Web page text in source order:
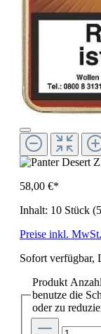
58,00 €*
Inhalt: 10 Stück
Preise inkl.
Sofort verfügbar,
Produkt
benutze die
oder zu